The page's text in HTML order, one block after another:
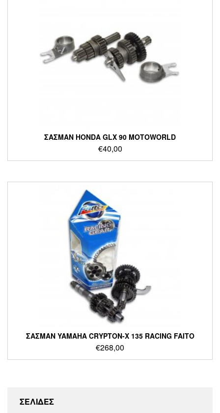
ΣΑΣΜΑΝ HONDA GLX 90 MOTOWORLD
€40,00
ΣΑΣΜΑΝ YAMAHA CRYPTON-X 135 RACING FAITO
€268,00
ΣΕΛΙΔΕΣ